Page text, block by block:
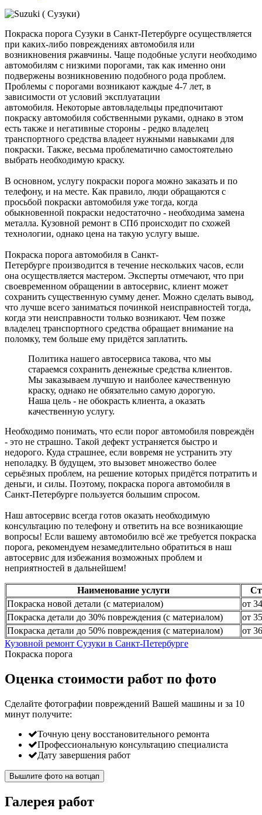
Покраска порога Сузуки в Санкт-Петербурге осуществляется
при каких-либо повреждениях автомобиля или
возникновения ржавчины. Чаще подобные услуги необходимо
автомобилям с низкими порогами, так как именно они
подвержены возникновению подобного рода проблем.
Проблемы с порогами возникают каждые 4-7 лет, в
зависимости от условий эксплуатации
автомобиля. Некоторые автовладельцы предпочитают
покраску автомобиля собственными руками, однако в этом
есть также и негативные стороны - редко владелец
транспортного средства владеет нужными навыками для
покраски. Также, весьма проблематично самостоятельно
выбрать необходимую краску.
В основном, услугу покраски порога можно заказать и по
телефону, и на месте. Как правило, люди обращаются с
просьбой покраски автомобиля уже тогда, когда
обыкновенной покраски недостаточно - необходима замена
металла. Кузовной ремонт в СПб происходит по схожей
технологии, однако цена на такую услугу выше.
Покраска порога автомобиля в Санкт-
Петербурге производится в течение нескольких часов, если
она осуществляется мастером. Эксперты отмечают, что при
своевременном обращении в автосервис, клиент может
сохранить существенную сумму денег. Можно сделать вывод,
что лучше всего заниматься починкой неисправностей тогда,
когда эти неисправности только возникают. Чем позже
владелец транспортного средства обращает внимание на
поломку, тем больше ему придётся заплатить.
Политика нашего автосервиса такова, что мы
стараемся сохранить денежные средства клиентов.
Мы заказываем лучшую и наиболее качественную
краску, однако не обязательно самую дорогую.
Наша цель - не обокрасть клиента, а оказать
качественную услугу.
Необходимо понимать, что если порог автомобиля повреждён
- это не страшно. Такой дефект устраняется быстро и
недорого. Куда страшнее, если вовремя не устранить эту
неполадку. В будущем, это вызовет множество более
серьёзных проблем, на решение которых придётся потратить и
деньги, и силы. Поэтому, покраска порога автомобиля в
Санкт-Петербурге пользуется большим спросом.
Наш автосервис всегда готов оказать необходимую
консультацию по телефону и ответить на все возникающие
вопросы! Если вашему автомобилю всё же требуется покраска
порога, рекомендуем незамедлительно обратиться в наш
автосервис для избежания возможных проблем и
неприятностей в дальнейшем!
Наименование услуги
Покраска новой детали (с материалом)
от
Покраска детали до 30% повреждения (с материалом)
от
Покраска детали до 50% повреждения (с материалом)
от
Кузовной ремонт Сузуки в Санкт-Петербурге
Покраска порога
Оценка стоимости работ по фото
Сделайте фотографии повреждений Вашей машины и за 10
минут получите:
Точную цену восстановительного ремонта
Профессиональную консультацию специалиста
Дату завершения работ
Вышлите фото на вотцап
Галерея работ